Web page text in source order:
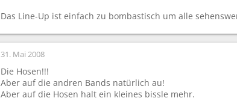
Das Line-Up ist einfach zu bombastisch um alle
31. Mai 2008
Die Hosen!!!
Aber auf die andren Bands natürlich au!
Aber auf die Hosen halt ein kleines bissle mehr.